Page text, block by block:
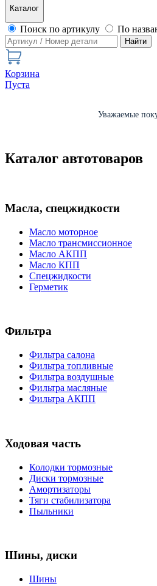
Каталог
Поиск по артикулу По
Найти
Корзина
Пуста
Уважаемые
Каталог автотоваров
Масла, спецжидкости
Масло моторное
Масло трансмиссионное
Масло АКПП
Масло КПП
Спецжидкости
Герметик
Фильтра
Фильтра салона
Фильтра топливные
Фильтра воздушные
Фильтра масляные
Фильтра АКПП
Ходовая часть
Колодки тормозные
Диски тормозные
Амортизаторы
Тяги стабилизатора
Пыльники
Шины, диски
Шины